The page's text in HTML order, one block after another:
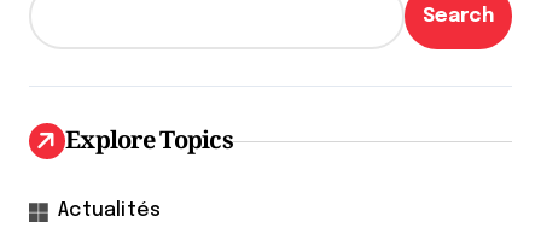
Search
Explore Topics
Actualités